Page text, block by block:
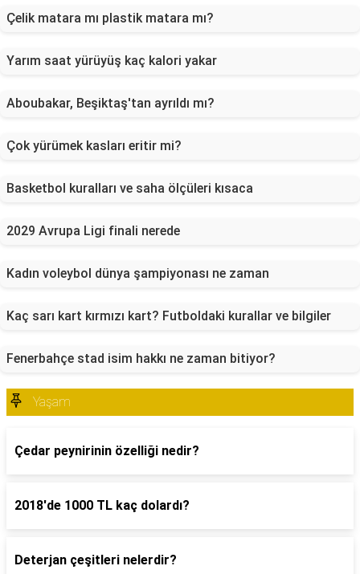
Çelik matara mı plastik matara mı?
Yarım saat yürüyüş kaç kalori yakar
Aboubakar, Beşiktaş'tan ayrıldı mı?
Çok yürümek kasları eritir mi?
Basketbol kuralları ve saha ölçüleri kısaca
2029 Avrupa Ligi finali nerede
Kadın voleybol dünya şampiyonası ne zaman
Kaç sarı kart kırmızı kart? Futboldaki kurallar ve bilgiler
Fenerbahçe stad isim hakkı ne zaman bitiyor?
Yaşam
Çedar peynirinin özelliği nedir?
2018'de 1000 TL kaç dolardı?
Deterjan çeşitleri nelerdir?